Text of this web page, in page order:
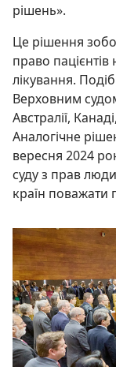
рішень».
Це рішення
право
лікування.
Верховним
Австралії,
Аналогічне
вересня 2024
суду з прав
країн поважати